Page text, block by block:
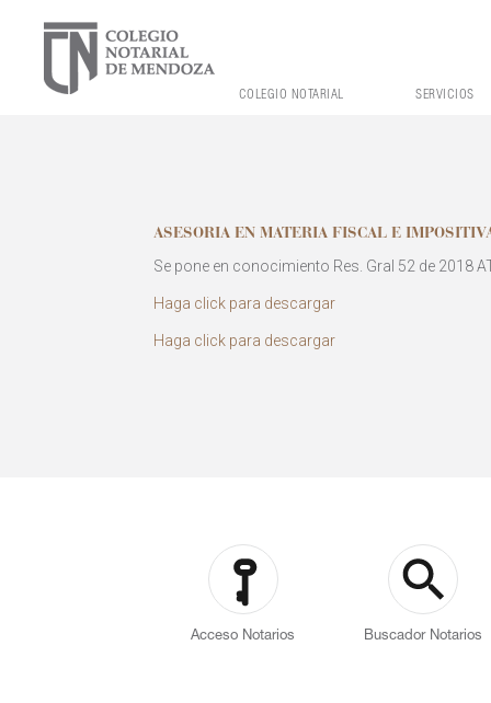
COLEGIO NOTARIAL SERVICIOS
ASESORIA EN MATERIA FISCAL E
Se pone en conocimiento Res. Gral 52 de 2018
Haga click para descargar
Haga click para descargar
Acceso Notarios Buscador Notarios